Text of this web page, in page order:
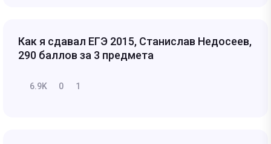
Как я сдавал ЕГЭ 2015, Станислав Недосеев,
290 баллов за 3 предмета
6.9K 0 1